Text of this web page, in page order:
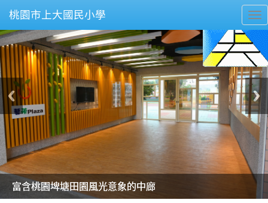
桃園市上大國民小學
美麗的操場是我們活力的來源
美麗的操場是我們活力的來源
煥然一新的小司令台
煥然一新的小司令台
富含桃園埤塘田園風光意象的中廊
富含桃園埤塘田園風光意象的中廊
嶄新的中庭廣場
嶄新的中庭廣場
水生池生生不息
水生池生生不息